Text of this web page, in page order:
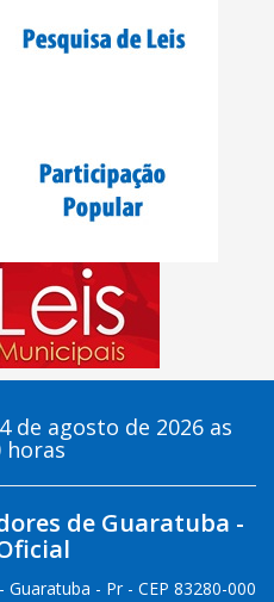
de agosto de 2026 as
horas
de Guaratuba -
- Pr - CEP 83280-000